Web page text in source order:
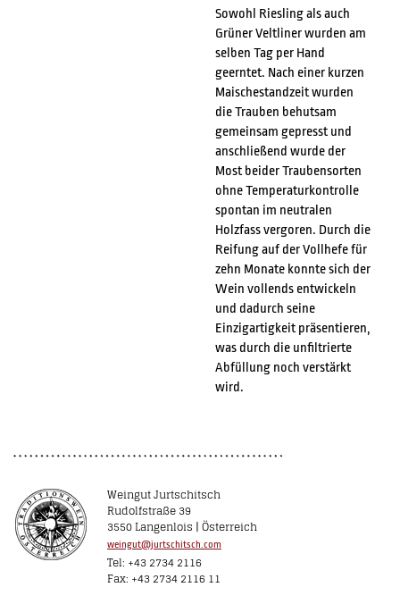
Sowohl Riesling als auch
Grüner Veltliner wurden am
selben Tag per Hand
geerntet. Nach einer kurzen
Maischestandzeit wurden
die Trauben behutsam
gemeinsam gepresst und
anschließend wurde der
Most beider Traubensorten
ohne Temperaturkontrolle
spontan im neutralen
Holzfass vergoren. Durch die
Reifung auf der Vollhefe für
zehn Monate konnte sich der
Wein vollends entwickeln
und dadurch seine
Einzigartigkeit präsentieren,
was durch die unfiltrierte
Abfüllung noch verstärkt
wird.
Weingut Jurtschitsch
Rudolfstraße 39
3550 Langenlois | Österreich
weingut@jurtschitsch.com
Tel: +43 2734 2116
Fax: +43 2734 2116 11